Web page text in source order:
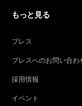
もっと見る
プレス
プレスへのお問い合わ
採用情報
イベント